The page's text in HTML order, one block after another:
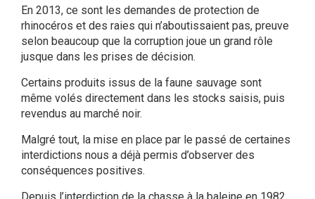
En 2013, ce sont les demandes de protection de
rhinocéros et des raies qui n’aboutissaient pas, preuve
selon beaucoup que la corruption joue un grand rôle
jusque dans les prises de décision.
Certains produits issus de la faune sauvage sont
même volés directement dans les stocks saisis, puis
revendus au marché noir.
Malgré tout, la mise en place par le passé de certaines
interdictions nous a déjà permis d’observer des
conséquences positives.